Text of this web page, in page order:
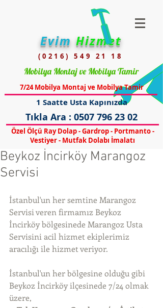
EvimHizmet
(0216) 549 21 18
Mobilya Montaj ve Mobilya Tamir
7/24 Mobilya Montaj ve Mobilya Tamir
1 Saatte Usta Kapınızda
Tıkla Ara : 0507 796 23 02
Özel Ölçü Ray Dolap - Gardrop - Portmanto -
Vestiyer - Mutfak Dolabı İmalatı
Beykoz İncirköy Marangoz
Servisi
İstanbul'un her semtine Marangoz
Servisi veren firmamız Beykoz
İncirköy bölgesinede Marangoz Usta
Servisini acil hizmet ekiplerimiz
aracılığı ile hizmet veriyor.
İstanbul'un her bölgesine olduğu gibi
Beykoz İncirköy ilçesinede 7/24 olmak
üzere,